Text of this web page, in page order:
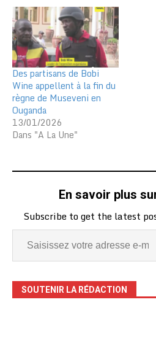
Des partisans de Bobi
Wine appellent à la fin du
règne de Museveni en
Ouganda
13/01/2026
Dans "A La Une"
En savoir plus
Subscribe to get the latest
SOUTENIR LA RÉDACTION